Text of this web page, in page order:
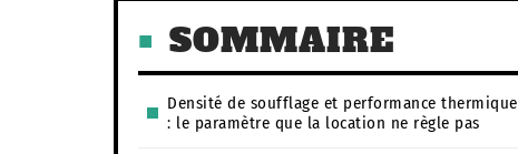
SOMMAIRE
Densité de soufflage et performance thermique
: le paramètre que la location ne règle pas